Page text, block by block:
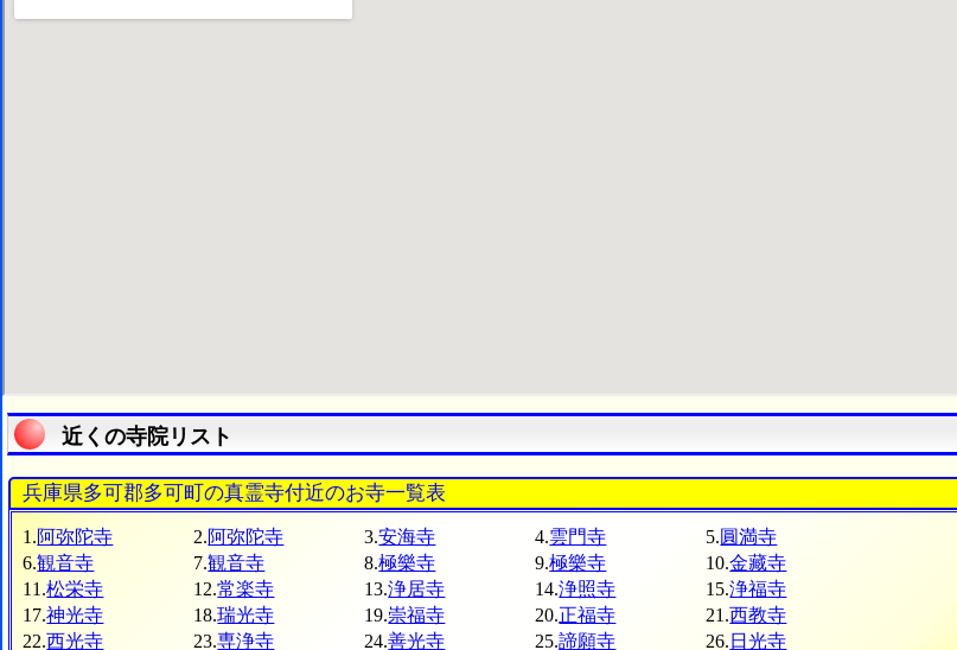
近くの寺院リスト
兵庫県多可郡多可町の真霊寺付近のお寺一覧表
1.阿弥陀寺 2.阿弥陀寺 3.安海寺 4.雲門寺 5.圓満寺
6.観音寺 7.観音寺 8.極樂寺 9.極樂寺 10.金藏寺
11.松栄寺 12.常楽寺 13.浄居寺 14.浄照寺 15.浄福寺
17.神光寺 18.瑞光寺 19.崇福寺 20.正福寺 21.西教寺
22.西光寺 23.専浄寺 24.善光寺 25.諦願寺 26. 日光寺